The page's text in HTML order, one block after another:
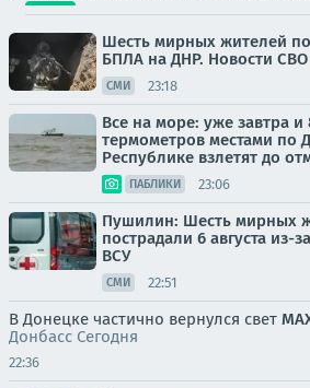
Шесть мирных жителей
БПЛА на ДНР. Новости СВО
СМИ 23:18
Все на море: уже завтра и
термометров местами по
Республике взлетят до
ПАБЛИКИ 23:06
Пушилин: Шесть мирных
пострадали 6 августа из-
ВСУ
СМИ 22:51
В Донецке частично вернулся свет
Донбасс Сегодня
22:36